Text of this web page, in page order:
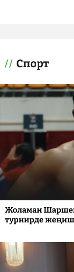
Спорт
Жоламан
турнирде